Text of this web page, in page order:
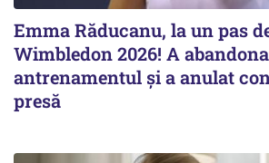
Emma Răducanu, la un pas
Wimbledon 2026! A
antrenamentul și a anulat
presă